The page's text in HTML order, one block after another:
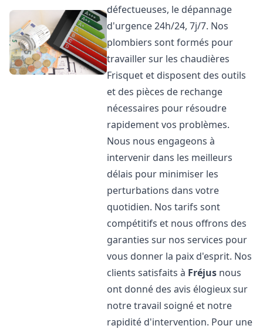
défectueuses, le dépannage
d'urgence 24h/24, 7j/7. Nos
plombiers sont formés pour
travailler sur les chaudières
Frisquet et disposent des outils
et des pièces de rechange
nécessaires pour résoudre
rapidement vos problèmes.
Nous nous engageons à
intervenir dans les meilleurs
délais pour minimiser les
perturbations dans votre
quotidien. Nos tarifs sont
compétitifs et nous offrons des
garanties sur nos services pour
vous donner la paix d'esprit. Nos
clients satisfaits à Fréjus nous
ont donné des avis élogieux sur
notre travail soigné et notre
rapidité d'intervention. Pour une